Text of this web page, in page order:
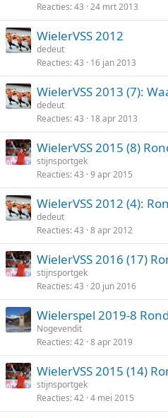
Reacties 43 24 mrt 2013
WielerVSS 2012
dedeut
Reacties 43 16 jan 2013
WielerVSS 2013 (7):
dedeut
Reacties 43 18 apr 2013
WielerVSS 2015 (8)
stijnsportgek
Reacties 43 9 apr 2015
WielerVSS 2012 (4):
dedeut
Reacties 43 8 apr 2012
WielerVSS 2016 (17)
stijnsportgek
Reacties 43 20 jun 2016
Wielerspel 2019-8
Nogevendit
Reacties 42 8 apr 2019
WielerVSS 2015 (14)
stijnsportgek
Reacties 42 4 mei 2015